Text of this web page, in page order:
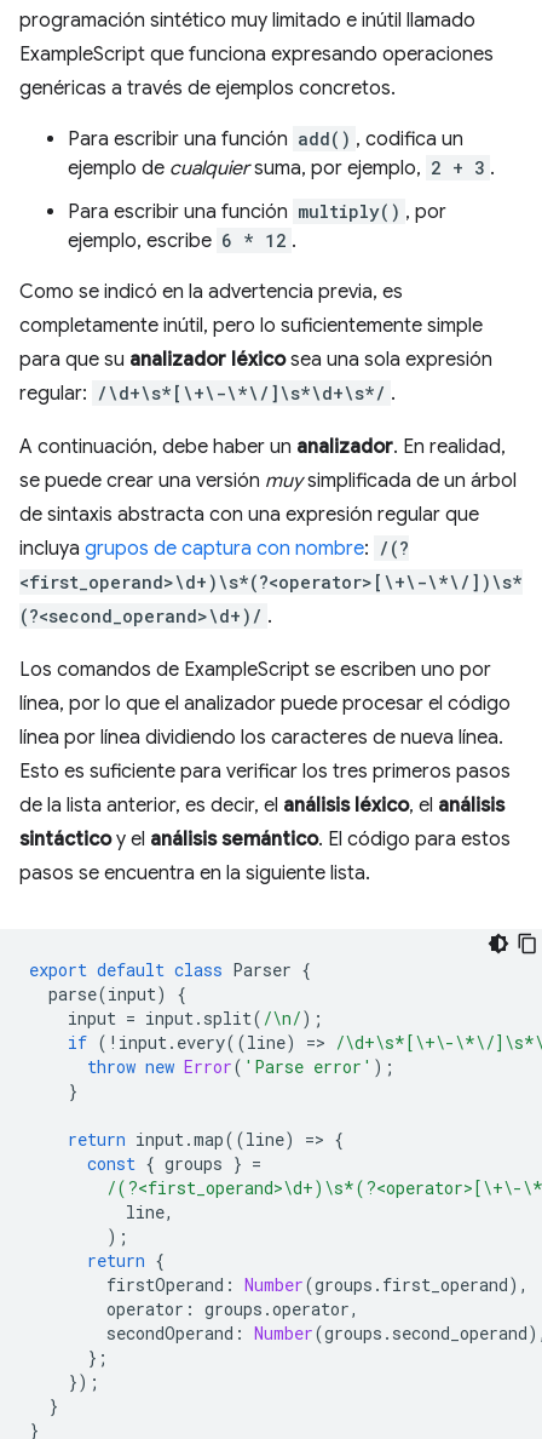
programación sintético muy limitado e inútil llamado
ExampleScript que funciona expresando operaciones
genéricas a través de ejemplos concretos.
Para escribir una función add() , codifica un
ejemplo de cualquiersuma, por ejemplo, 2 + 3 .
Para escribir una función multiply() , por
ejemplo, escribe 6 * 12 .
Como se indicó en la advertencia previa, es
completamente inútil, pero lo suficientemente simple
para que su analizador léxicosea una sola expresión
regular: /\d+\s*[\+\-\*\/]\s*\d+\s*/ .
A continuación, debe haber un analizador. En realidad,
se puede crear una versión muysimplificada de un árbol
de sintaxis abstracta con una expresión regular que
incluya grupos de captura con nombre: /(?
<first_operand>\d+)\s*(?<operator>[\+\-\*\/])\s*
(?<second_operand>\d+)/ .
Los comandos de ExampleScript se escriben uno por
línea, por lo que el analizador puede procesar el código
línea por línea dividiendo los caracteres de nueva línea.
Esto es suficiente para verificar los tres primeros pasos
de la lista anterior, es decir, el análisis léxico, el análisis
sintácticoy el análisis semántico. El código para estos
pasos se encuentra en la siguiente lista.
export default class Parser {
parse(input)
{
input = input . split( /\n/);
if ( ! input . every((line) => /\d+\s*[\+\-\*\/
throw new Error( 'Parse error' );
}
return input .map((line) => {
const { groups } =
/(?<first_operand>\d+)\s*(?<operator>[\+\-
line,
);
return {
firstOperand : Number(groups . first_operand),
operator : groups .operator,
secondOperand : Number(groups . second_operand
};
});
}
}